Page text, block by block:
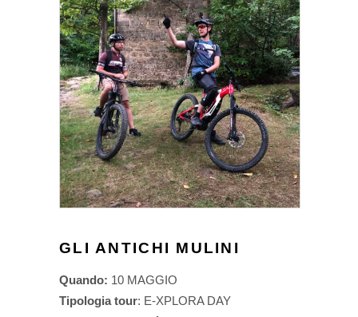
GLI ANTICHI MULINI
Quando: 10 MAGGIO
Tipologia tour: E-XPLORA DAY